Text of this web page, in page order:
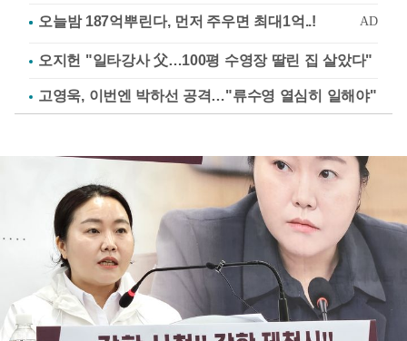
오지헌 "일타강사 父…100평 수영장 딸린 집 살았다"
고영욱, 이번엔 박하선 공격…"류수영 열심히 일해야"